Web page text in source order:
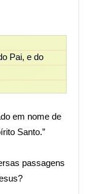
Pai, e do
em nome de
Santo.”
passagens